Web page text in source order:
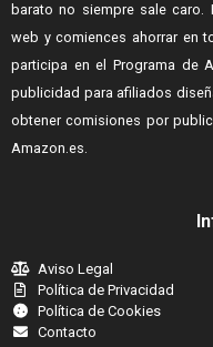
barato no siempre sale caro.
web y comiences ahorrar en
participa en el Programa de
publicidad para afiliados
obtener comisiones por
Amazon.es.
Aviso Legal
Política de Privacidad
Política de Cookies
Contacto